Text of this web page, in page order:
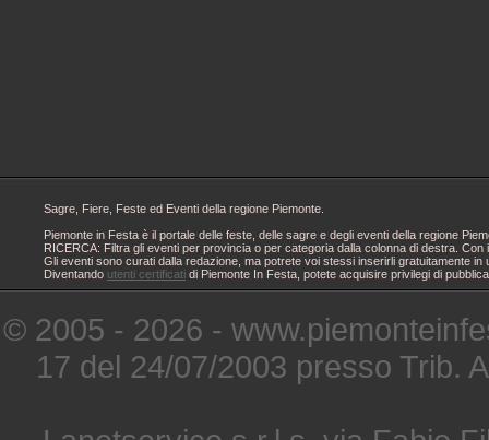
Sagre, Fiere, Feste ed Eventi della regione Piemonte.
Piemonte in Festa è il portale delle feste, delle sagre e degli eventi della regione
RICERCA: Filtra gli eventi per provincia o per categoria dalla colonna di destra.
Gli eventi sono curati dalla redazione, ma potrete voi stessi inserirli gratuitamente
Diventando utenti certificati di Piemonte In Festa, potete acquisire privilegi di
© 2005 - 2026 -
17 del 24/07/2003 presso Trib.